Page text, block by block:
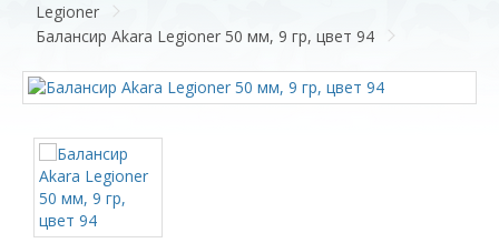
Legioner
Балансир Akara Legioner 50 мм, 9 гр, цвет 94